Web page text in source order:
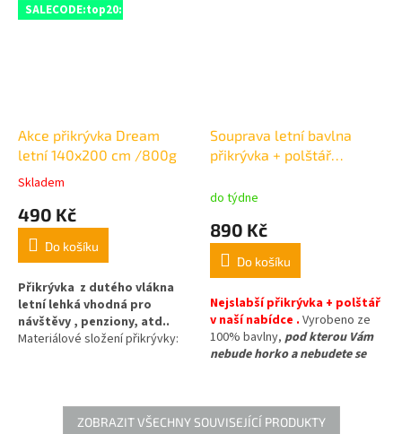
SALECODE:top20:20:%
Akce přikrývka Dream
letní 140x200 cm /800g
Průměrné
produktu
5,0
5
hvězdiček.
Skladem
490 Kč
Do košíku
Přikrývka z dutého vlákna
letní lehká vhodná pro
návštěvy , penziony, atd..
Materiálové složení přikrývky:
ubytovacích zařízení, penzionů,
chat a chalup.
Souprava letní bavlna
přikrývka + polštář
do týdne
890 Kč
Do košíku
Nejslabší přikrývka + polštář
v naší nabídce . Vyrobeno ze
100% bavlny, pod kterou Vám
nebude horko a nebudete se
ZOBRAZIT VŠECHNY SOUVISEJÍCÍ PRODUKTY